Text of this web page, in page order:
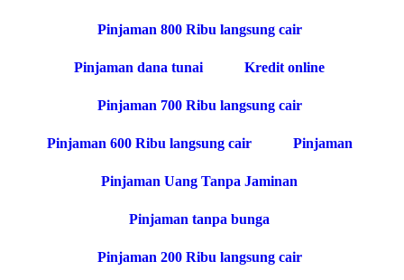
Pinjaman 800 Ribu langsung cair
Pinjaman dana tunai Kredit online
Pinjaman 700 Ribu langsung cair
Pinjaman 600 Ribu langsung cair Pinjaman
Pinjaman Uang Tanpa Jaminan
Pinjaman tanpa bunga
Pinjaman 200 Ribu langsung cair